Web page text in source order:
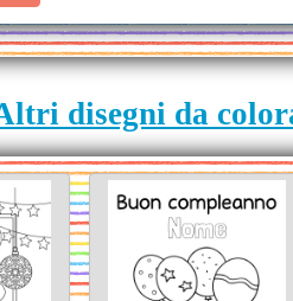
disegni da